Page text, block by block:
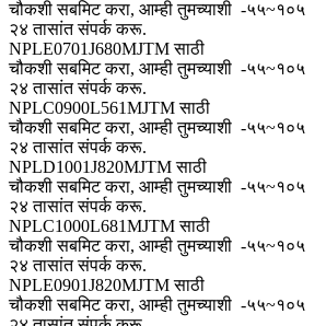
चौकशी सबमिट करा, आम्ही तुमच्याशी
२४ तासांत संपर्क करू.
-५५~१०५
NPLE0701J680MJTM साठी
चौकशी सबमिट करा, आम्ही तुमच्याशी
२४ तासांत संपर्क करू.
-५५~१०५
NPLC0900L561MJTM साठी
चौकशी सबमिट करा, आम्ही तुमच्याशी
२४ तासांत संपर्क करू.
-५५~१०५
NPLD1001J820MJTM साठी
चौकशी सबमिट करा, आम्ही तुमच्याशी
२४ तासांत संपर्क करू.
-५५~१०५
NPLC1000L681MJTM साठी
चौकशी सबमिट करा, आम्ही तुमच्याशी
२४ तासांत संपर्क करू.
-५५~१०५
NPLE0901J820MJTM साठी
चौकशी सबमिट करा, आम्ही तुमच्याशी -५५~१०५